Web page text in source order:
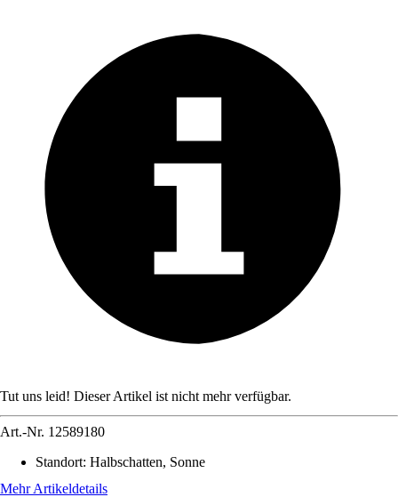
Tut uns leid! Dieser Artikel ist nicht mehr verfügbar.
Art.-Nr. 12589180
Standort: Halbschatten, Sonne
Mehr Artikeldetails